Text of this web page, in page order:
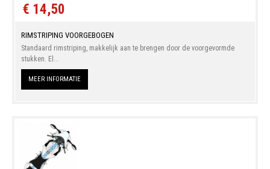
€ 14,50
RIMSTRIPING VOORGEBOGEN
Standaard rimstriping, makkelijk aan te brengen door de voorgevormde
stukken. El...
MEER INFORMATIE